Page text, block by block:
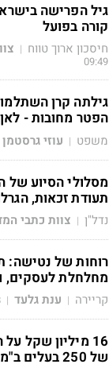
גיל הפרישה
קורה בפועל
חיסכון ארוך טווח |
09:49
גילתה קרן
הפטר מחובות -
משפט | עוזי גרסטמן
מסלולי הסיוע של
תעודת זכאות,
נדל"ן | צוות כתבי
רוחות של נטישה:
מחלחלת לעסקים,
קריירה | ענת גלעד |
16 מיליון שקל
של 250 בעלים ב"מתחם ה-1,000"